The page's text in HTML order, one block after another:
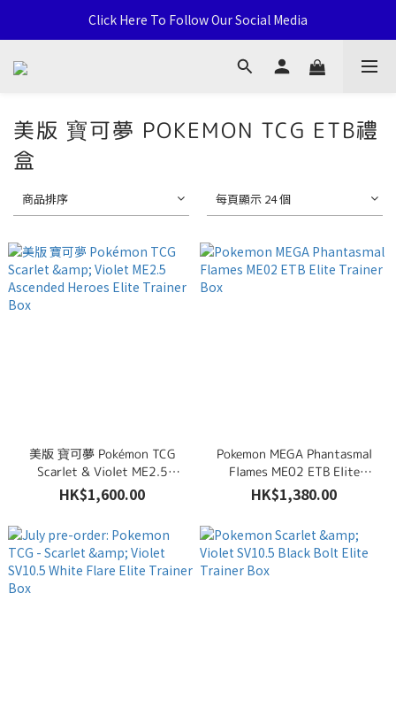
通用卡店 TCG & Sports Card 批發/零售 Distribution and Retail
Click Here To Follow Our Social Media
荃灣西樓角路138-168號 荃豐中心地下A59號舖
美版 寶可夢 POKEMON TCG ETB禮
盒
商品排序 每頁顯示 24 個
美版 寶可夢 Pokémon TCG
Scarlet & Violet ME2.5
Ascended Heroes Elite Trainer
Box
HK$1,600.00
Pokemon MEGA Phantasmal
Flames ME02 ETB Elite
Trainer Box
HK$1,380.00